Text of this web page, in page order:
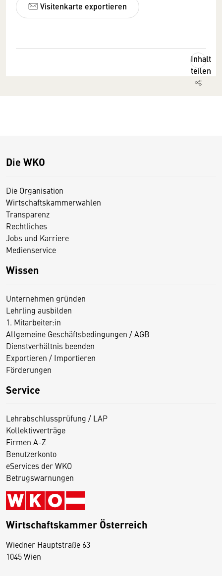
Visitenkarte exportieren
Inhalt
teilen
Die WKO
Die Organisation
Wirtschaftskammerwahlen
Transparenz
Rechtliches
Jobs und Karriere
Medienservice
Wissen
Unternehmen gründen
Lehrling ausbilden
1. Mitarbeiter:in
Allgemeine Geschäftsbedingungen / AGB
Dienstverhältnis beenden
Exportieren / Importieren
Förderungen
Service
Lehrabschlussprüfung / LAP
Kollektivverträge
Firmen A-Z
Benutzerkonto
eServices der WKO
Betrugswarnungen
Wirtschaftskammer Österreich
Wiedner Hauptstraße 63
1045 Wien
D